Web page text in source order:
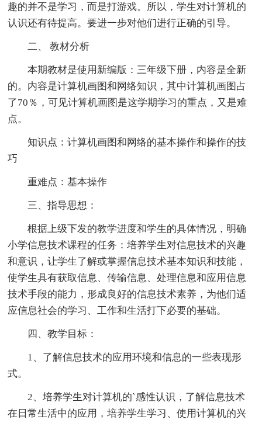
趣的并不是学习，而是打游戏。所以，学生对计算机的
认识还有待提高。要进一步对他们进行正确的引导。
二、 教材分析
本期教材是使用新编版：三年级下册，内容是全新
的。内容是计算机画图和网络知识，其中计算机画图占
了70％，可见计算机画图是这学期学习的重点，又是难
点。
知识点：计算机画图和网络的基本操作和操作的技
巧
重难点：基本操作
三、指导思想：
根据上级下发的教学进度和学生的具体情况，明确
小学信息技术课程的任务：培养学生对信息技术的兴趣
和意识，让学生了解或掌握信息技术基本知识和技能，
使学生具有获取信息、传输信息、处理信息和应用信息
技术手段的能力，形成良好的信息技术素养，为他们适
应信息社会的学习、工作和生活打下必要的基础。
四、教学目标：
1、了解信息技术的应用环境和信息的一些表现形
式。
2、培养学生对计算机的`感性认识，了解信息技术
在日常生活中的应用，培养学生学习、使用计算机的兴